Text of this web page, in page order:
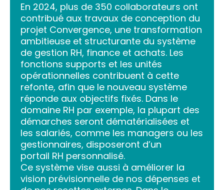
En 2024, plus de 350 collaborateurs ont
contribué aux travaux de conception du
projet Convergence, une transformation
ambitieuse et structurante du système
de gestion RH, finance et achats. Les
fonctions supports et les unités
opérationnelles contribuent à cette
refonte, afin que le nouveau système
réponde aux objectifs fixés. Dans le
domaine RH par exemple, la plupart des
démarches seront dématérialisées et
les salariés, comme les managers ou les
gestionnaires, disposeront d’un
portail RH personnalisé.
Ce système vise aussi à améliorer la
vision prévisionnelle de nos dépenses et